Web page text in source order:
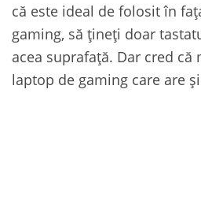
că este ideal de folosit în
gaming, să țineți doar
acea suprafață. Dar cred că
laptop de gaming care are